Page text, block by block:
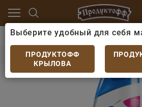
Средства гигиены
Шампунь Head & Shoulders
Выберите удобный для себя
ПРОДУКТОФФ
КРЫЛОВА